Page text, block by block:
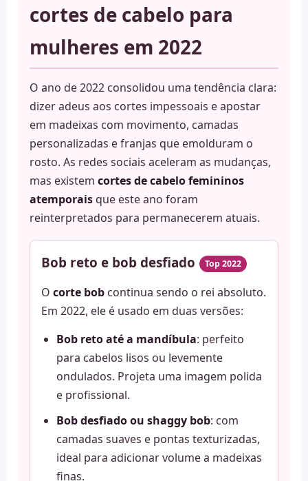
cortes de cabelo para
mulheres em 2022
O ano de 2022 consolidou uma tendência clara:
dizer adeus aos cortes impessoais e apostar
em madeixas com movimento, camadas
personalizadas e franjas que emolduram o
rosto. As redes sociais aceleram as mudanças,
mas existemcortes de cabelo femininos
atemporaisque este ano foram
reinterpretados para permanecerem atuais.
Bob reto e bob desfiado Top 2022
Ocorte bob continua sendo o rei absoluto.
Em 2022, ele é usado em duas versões:
Bob reto até a mandíbula: perfeito
para cabelos lisos ou levemente
ondulados. Projeta uma imagem polida
e profissional.
Bob desfiado ou shaggy bob: com
camadas suaves e pontas texturizadas,
ideal para adicionar volume a madeixas
finas.